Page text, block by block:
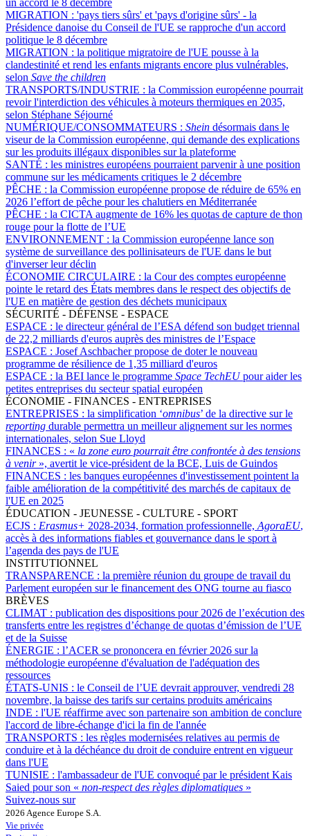
MIGRATION : 'pays tiers sûrs' et 'pays d'origine sûrs' - la
Présidence danoise du Conseil de l'UE se rapproche d'un accord
politique le 8 décembre
MIGRATION : la politique migratoire de l'UE pousse à la
clandestinité et rend les enfants migrants encore plus vulnérables,
selon Save the children
TRANSPORTS/INDUSTRIE : la Commission européenne pourrait
revoir l'interdiction des véhicules à moteurs thermiques en 2035,
selon Stéphane Séjourné
NUMÉRIQUE/CONSOMMATEURS : Shein désormais dans le
viseur de la Commission européenne, qui demande des explications
sur les produits illégaux disponibles sur la plateforme
SANTÉ : les ministres européens pourraient parvenir à une position
commune sur les médicaments critiques le 2 décembre
PÊCHE : la Commission européenne propose de réduire de 65% en
2026 l’effort de pêche pour les chalutiers en Méditerranée
PÊCHE : la CICTA augmente de 16% les quotas de capture de thon
rouge pour la flotte de l’UE
ENVIRONNEMENT : la Commission européenne lance son
système de surveillance des pollinisateurs de l'UE dans le but
d'inverser leur déclin
ÉCONOMIE CIRCULAIRE : la Cour des comptes européenne
pointe le retard des États membres dans le respect des objectifs de
l'UE en matière de gestion des déchets municipaux
SÉCURITÉ - DÉFENSE - ESPACE
ESPACE : le directeur général de l’ESA défend son budget triennal
de 22,2 milliards d'euros auprès des ministres de l’Espace
ESPACE : Josef Aschbacher propose de doter le nouveau
programme de résilience de 1,35 milliard d'euros
ESPACE : la BEI lance le programme Space TechEUpour aider les
petites entreprises du secteur spatial européen
ÉCONOMIE - FINANCES - ENTREPRISES
ENTREPRISES : la simplification ‘omnibus’ de la directive sur le
reporting durable permettra un meilleur alignement sur les normes
internationales, selon Sue Lloyd
FINANCES : « la zone euro pourrait être confrontée à des tensions
à venir », avertit le vice-président de la BCE, Luis de Guindos
FINANCES : les banques européennes d'investissement pointent la
faible amélioration de la compétitivité des marchés de capitaux de
l'UE en 2025
ÉDUCATION - JEUNESSE - CULTURE - SPORT
ECJS : Erasmus+ 2028-2034, formation professionnelle, AgoraEU,
accès à des informations fiables et gouvernance dans le sport à
l’agenda des pays de l'UE
INSTITUTIONNEL
TRANSPARENCE : la première réunion du groupe de travail du
Parlement européen sur le financement des ONG tourne au fiasco
BRÈVES
CLIMAT : publication des dispositions pour 2026 de l’exécution des
transferts entre les registres d’échange de quotas d’émission de l’UE
et de la Suisse
ÉNERGIE : l’ACER se prononcera en février 2026 sur la
méthodologie européenne d'évaluation de l'adéquation des
ressources
ÉTATS-UNIS : le Conseil de l’UE devrait approuver, vendredi 28
novembre, la baisse des tarifs sur certains produits américains
INDE : l'UE réaffirme avec son partenaire son ambition de conclure
l'accord de libre-échange d'ici la fin de l'année
TRANSPORTS : les règles modernisées relatives au permis de
conduire et à la déchéance du droit de conduire entrent en vigueur
dans l'UE
TUNISIE : l'ambassadeur de l'UE convoqué par le président Kais
Saied pour son « non-respect des règles diplomatiques »
Suivez-nous sur
2026 Agence Europe S.A.
Vie privée